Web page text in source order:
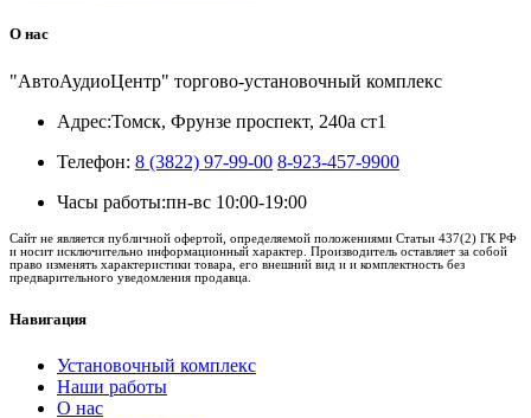
О нас
"АвтоАудиоЦентр" торгово-установочный комплекс
Адрес:Томск, Фрунзе проспект, 240а ст1
Телефон: 8 (3822) 97-99-00 8-923-457-9900
Часы работы:пн-вс 10:00-19:00
Сайт не является публичной офертой, определяемой положениями Статьи 437(2) ГК РФ
и носит исключительно информационный характер. Производитель оставляет за собой
право изменять характеристики товара, его внешний вид и и комплектность без
предварительного уведомления продавца.
Навигация
Установочный комплекс
Наши работы
О нас